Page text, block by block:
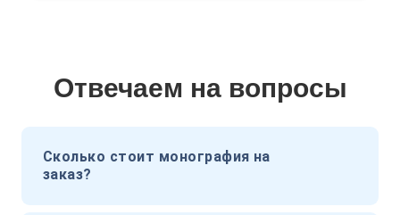
Отвечаем на вопросы
Сколько стоит монография на
заказ?